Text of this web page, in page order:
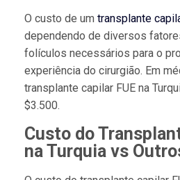
O custo de um transplante
dependendo de diversos
folículos necessários para o
experiência do cirurgião. Em
transplante capilar FUE na
$3.500.
Custo do
na Turquia vs